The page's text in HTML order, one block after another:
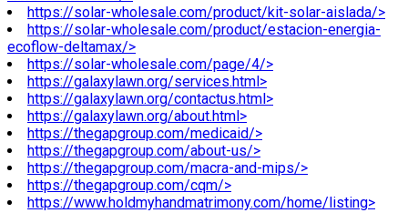
https://solar-wholesale.com/product/kit-solar-aislada/>
https://solar-wholesale.com/product/estacion-energia-
ecoflow-deltamax/>
https://solar-wholesale.com/page/4/>
https://galaxylawn.org/services.html>
https://galaxylawn.org/contactus.html>
https://galaxylawn.org/about.html>
https://thegapgroup.com/medicaid/>
https://thegapgroup.com/about-us/>
https://thegapgroup.com/macra-and-mips/>
https://thegapgroup.com/cqm/>
https://www.holdmyhandmatrimony.com/home/listing>